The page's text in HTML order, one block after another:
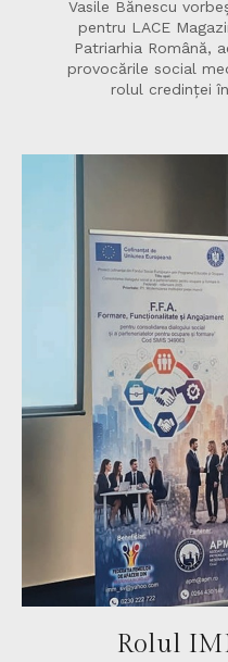
Vasile Bănescu
pentru LACE
Patriarhia Română,
provocările social
rolul credinței
Rolul